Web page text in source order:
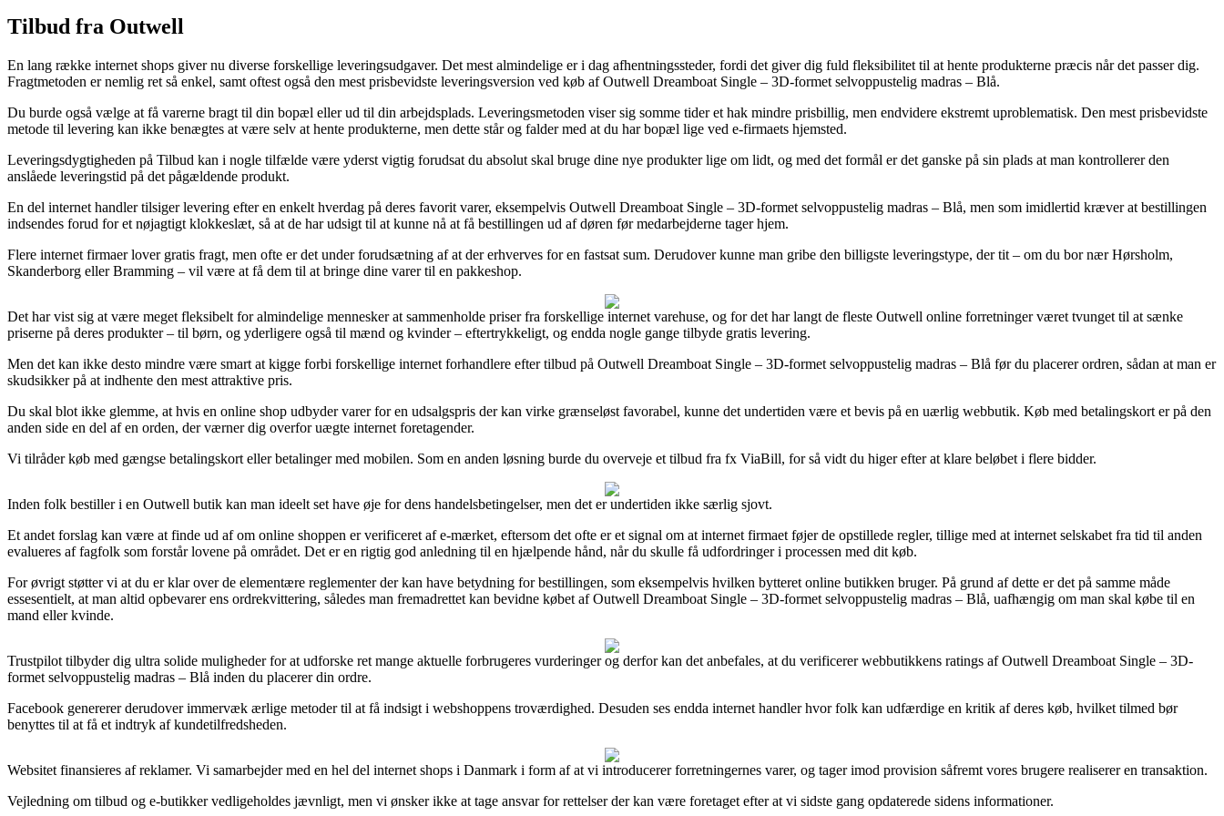
Tilbud fra Outwell
En lang række internet shops giver nu diverse forskellige leveringsudgaver. Det mest almindelige er i dag afhentningssteder, fordi det giver dig fuld fleksibilitet til at hente produkterne præcis når det passer dig.
Fragtmetoden er nemlig ret så enkel, samt oftest også den mest prisbevidste leveringsversion ved køb af Outwell Dreamboat Single – 3D-formet selvoppustelig madras – Blå.
Du burde også vælge at få varerne bragt til din bopæl eller ud til din arbejdsplads. Leveringsmetoden viser sig somme tider et hak mindre prisbillig, men endvidere ekstremt uproblematisk. Den mest prisbevidste
metode til levering kan ikke benægtes at være selv at hente produkterne, men dette står og falder med at du har bopæl lige ved e-firmaets hjemsted.
Leveringsdygtigheden på Tilbud kan i nogle tilfælde være yderst vigtig forudsat du absolut skal bruge dine nye produkter lige om lidt, og med det formål er det ganske på sin plads at man kontrollerer den
anslåede leveringstid på det pågældende produkt.
En del internet handler tilsiger levering efter en enkelt hverdag på deres favorit varer, eksempelvis Outwell Dreamboat Single – 3D-formet selvoppustelig madras – Blå, men som imidlertid kræver at bestillingen
indsendes forud for et nøjagtigt klokkeslæt, så at de har udsigt til at kunne nå at få bestillingen ud af døren før medarbejderne tager hjem.
Flere internet firmaer lover gratis fragt, men ofte er det under forudsætning af at der erhverves for en fastsat sum. Derudover kunne man gribe den billigste leveringstype, der tit – om du bor nær Hørsholm,
Skanderborg eller Bramming – vil være at få dem til at bringe dine varer til en pakkeshop.
Det har vist sig at være meget fleksibelt for almindelige mennesker at sammenholde priser fra forskellige internet varehuse, og for det har langt de fleste Outwell online forretninger været tvunget til at sænke
priserne på deres produkter – til børn, og yderligere også til mænd og kvinder – eftertrykkeligt, og endda nogle gange tilbyde gratis levering.
Men det kan ikke desto mindre være smart at kigge forbi forskellige internet forhandlere efter tilbud på Outwell Dreamboat Single – 3D-formet selvoppustelig madras – Blå før du placerer ordren, sådan at man er
skudsikker på at indhente den mest attraktive pris.
Du skal blot ikke glemme, at hvis en online shop udbyder varer for en udsalgspris der kan virke grænseløst favorabel, kunne det undertiden være et bevis på en uærlig webbutik. Køb med betalingskort er på den
anden side en del af en orden, der værner dig overfor uægte internet foretagender.
Vi tilråder køb med gængse betalingskort eller betalinger med mobilen. Som en anden løsning burde du overveje et tilbud fra fx ViaBill, for så vidt du higer efter at klare beløbet i flere bidder.
Inden folk bestiller i en Outwell butik kan man ideelt set have øje for dens handelsbetingelser, men det er undertiden ikke særlig sjovt.
Et andet forslag kan være at finde ud af om online shoppen er verificeret af e-mærket, eftersom det ofte er et signal om at internet firmaet føjer de opstillede regler, tillige med at internet selskabet fra tid til anden
evalueres af fagfolk som forstår lovene på området. Det er en rigtig god anledning til en hjælpende hånd, når du skulle få udfordringer i processen med dit køb.
For øvrigt støtter vi at du er klar over de elementære reglementer der kan have betydning for bestillingen, som eksempelvis hvilken bytteret online butikken bruger. På grund af dette er det på samme måde
essesentielt, at man altid opbevarer ens ordrekvittering, således man fremadrettet kan bevidne købet af Outwell Dreamboat Single – 3D-formet selvoppustelig madras – Blå, uafhængig om man skal købe til en
mand eller kvinde.
Trustpilot tilbyder dig ultra solide muligheder for at udforske ret mange aktuelle forbrugeres vurderinger og derfor kan det anbefales, at du verificerer webbutikkens ratings af Outwell Dreamboat Single – 3D-
formet selvoppustelig madras – Blå inden du placerer din ordre.
Facebook genererer derudover immervæk ærlige metoder til at få indsigt i webshoppens troværdighed. Desuden ses endda internet handler hvor folk kan udfærdige en kritik af deres køb, hvilket tilmed bør
benyttes til at få et indtryk af kundetilfredsheden.
Websitet finansieres af reklamer. Vi samarbejder med en hel del internet shops i Danmark i form af at vi introducerer forretningernes varer, og tager imod provision såfremt vores brugere realiserer en transaktion.
Vejledning om tilbud og e-butikker vedligeholdes jævnligt, men vi ønsker ikke at tage ansvar for rettelser der kan være foretaget efter at vi sidste gang opdaterede sidens informationer.